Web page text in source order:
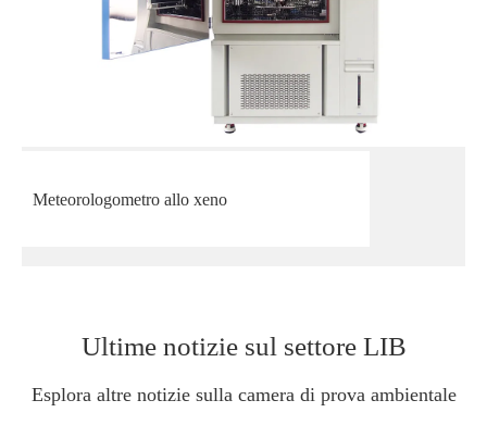
Meteorologometro allo xeno
Ultime notizie sul settore LIB
Esplora altre notizie sulla camera di prova ambientale